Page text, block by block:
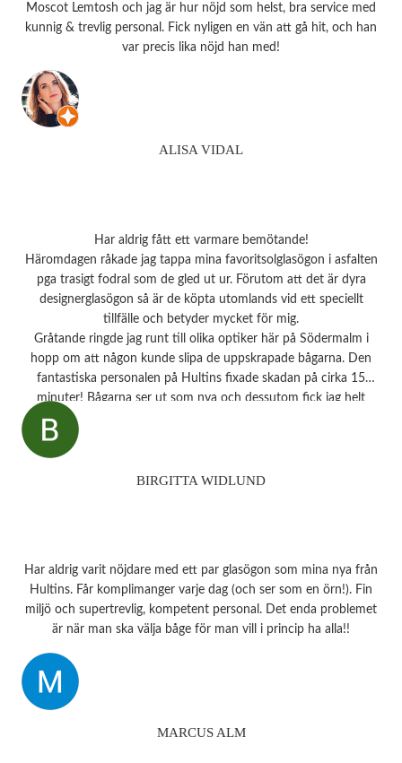
Moscot Lemtosh och jag är hur nöjd som helst, bra service med
kunnig & trevlig personal. Fick nyligen en vän att gå hit, och han
var precis lika nöjd han med!
ALISA VIDAL
Har aldrig fått ett varmare bemötande!
Häromdagen råkade jag tappa mina favoritsolglasögon i asfalten
pga trasigt fodral som de gled ut ur. Förutom att det är dyra
designerglasögon så är de köpta utomlands vid ett speciellt
tillfälle och betyder mycket för mig.
Gråtande ringde jag runt till olika optiker här på Södermalm i
hopp om att någon kunde slipa de uppskrapade bågarna. Den
fantastiska personalen på Hultins fixade skadan på cirka 15
minuter! Bågarna ser ut som nya och dessutom fick jag helt
oväntat en underbar gåva – ett sprillans nytt fodral från samma
märke som mina solglasögon! Vilken fantastisk service! Kommer
Snart behöver jag boka tid för en synundersökning och jag vet
BIRGITTA WIDLUND
Har aldrig varit nöjdare med ett par glasögon som mina nya från
Hultins. Får komplimanger varje dag (och ser som en örn!). Fin
miljö och supertrevlig, kompetent personal. Det enda problemet
är när man ska välja båge för man vill i princip ha alla!!
MARCUS ALM